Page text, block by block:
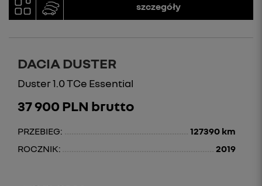
szczegóły
DACIA DUSTER
Duster 1.0 TCe Essential
37 900 PLN brutto
PRZEBIEG:
127390 km
ROCZNIK:
2019